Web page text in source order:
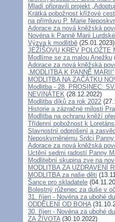
Mladí připravili projekt
Krátká pobožnost křížové
na přímluvu P. Marie
Adorace za nová kněžská
Novéna k Panně Marii
Výzva k modlitbě (25.01.2023)
JEŽÍŠOVU KREV POLOŽTE
Modlíme se za malou Anežku
Adorace za nová kněžská
„MODLITBA K PANNĚ MARII“
MODLITBA NA ZAČÁTKU
Modlitba - 28. PROSINEC:
NEVINÁTEK (28.12.2022)
Modlitba díků za rok 2022
Historie a zázračné milosti
Modlitba na ochranu kněží
Třídenní pobožnost k
Slavnostní odprošení a
Neposkvrněnému Srdci
Adorace za nová kněžská
Uctění sedmi radostí Panny
Modlitební skupina zve na
MODLITBA ZA UZDRAVENÍ
MODLITBA za naše děti
Šance pro skladatele
Bolestný růženec za duše v
31. říjen - Novéna za ubohé
ODDĚLENÍ OD BOHA
30. říjen - Novéna za ubohé
ZA ŽIVOTA(30.10.2022)